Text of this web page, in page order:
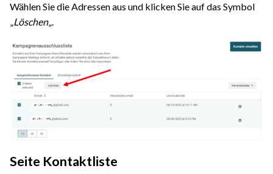
Wählen Sie die Adressen aus und klicken Sie auf das Symbol
„Löschen„.
Seite Kontaktliste